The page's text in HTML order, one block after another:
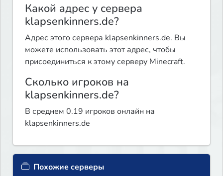
Какой адрес у сервера
klapsenkinners.de?
Адрес этого сервера klapsenkinners.de. Вы
можете использовать этот адрес, чтобы
присоединиться к этому серверу Minecraft.
Сколько игроков на
klapsenkinners.de?
В среднем 0.19 игроков онлайн на
klapsenkinners.de
Похожие серверы